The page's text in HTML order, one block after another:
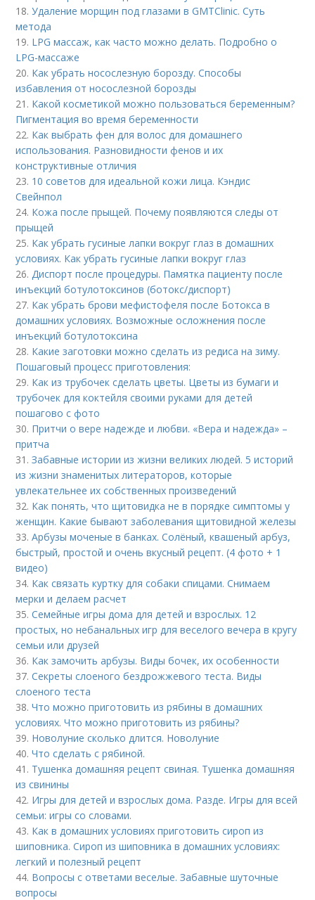
18.Удаление морщин под глазами в GMTClinic. Суть
метода
19. LPG массаж, как часто можно делать. Подробно о
LPG-массаже
20. Как убрать носослезную борозду. Способы
избавления от носослезной борозды
21. Какой косметикой можно пользоваться беременным?
Пигментация во время беременности
22. Как выбрать фен для волос для домашнего
использования. Разновидности фенов и их
конструктивные отличия
23. 10 советов для идеальной кожи лица. Кэндис
Свейнпол
24. Кожа после прыщей. Почему появляются следы от
прыщей
25. Как убрать гусиные лапки вокруг глаз в домашних
условиях. Как убрать гусиные лапки вокруг глаз
26.Диспорт после процедуры. Памятка пациенту после
инъекций ботулотоксинов (ботокс/диспорт)
27. Как убрать брови мефистофеля после Ботокса в
домашних условиях. Возможные осложнения после
инъекций ботулотоксина
28. Какие заготовки можно сделать из редиса на зиму.
Пошаговый процесс приготовления:
29. Как из трубочек сделать цветы. Цветы из бумаги и
трубочек для коктейля своими руками для детей
пошагово с фото
30. Притчи о вере надежде и любви. «Вера и надежда» –
притча
31.Забавные истории из жизни великих людей. 5 историй
из жизни знаменитых литераторов, которые
увлекательнее их собственных произведений
32. Как понять, что щитовидка не в порядке симптомы у
женщин. Какие бывают заболевания щитовидной железы
33.Арбузы моченые в банках. Солёный, квашеный арбуз,
быстрый, простой и очень вкусный рецепт. (4 фото + 1
видео)
34. Как связать куртку для собаки спицами. Снимаем
мерки и делаем расчет
35.Семейные игры дома для детей и взрослых. 12
простых, но небанальных игр для веселого вечера в кругу
семьи или друзей
36. Как замочить арбузы. Виды бочек, их особенности
37.Секреты слоеного бездрожжевого теста. Виды
слоеного теста
38.Что можно приготовить из рябины в домашних
условиях. Что можно приготовить из рябины?
39. Новолуние сколько длится. Новолуние
40.Что сделать с рябиной.
41. Тушенка домашняя рецепт свиная. Тушенка домашняя
из свинины
42. Игры для детей и взрослых дома. Разде. Игры для всей
семьи: игры со словами.
43. Как в домашних условиях приготовить сироп из
шиповника. Сироп из шиповника в домашних условиях:
легкий и полезный рецепт
44. Вопросы с ответами веселые. Забавные шуточные
вопросы